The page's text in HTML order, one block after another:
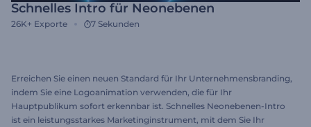
Schnelles Intro für Neonebenen
26K+ Exporte 7 Sekunden
Erreichen Sie einen neuen Standard für Ihr Unternehmensbranding,
indem Sie eine Logoanimation verwenden, die für Ihr
Hauptpublikum sofort erkennbar ist. Schnelles Neonebenen-Intro
ist ein leistungsstarkes Marketinginstrument, mit dem Sie Ihr